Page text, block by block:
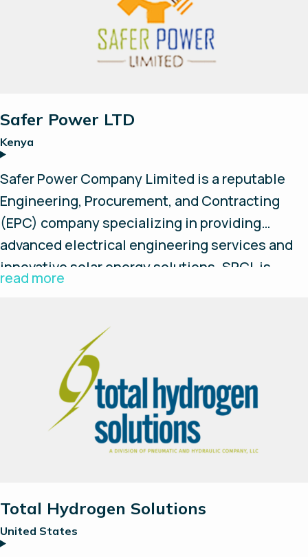
Safer Power LTD
Kenya
Safer Power Company Limited is a reputable
Engineering, Procurement, and Contracting
(EPC) company specializing in providing
advanced electrical engineering services and
innovative solar energy solutions. SPCL is
established with a commitment to excellence,
satisfaction. We aspire to grow and to become
a leading player in the industry.
read more
Total Hydrogen Solutions
United States